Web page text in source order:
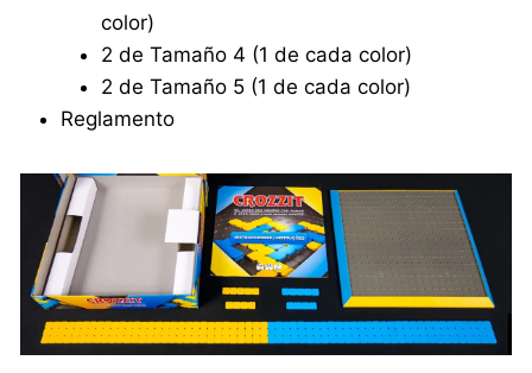
color)
2 de Tamaño 4 (1 de cada color)
2 de Tamaño 5 (1 de cada color)
Reglamento